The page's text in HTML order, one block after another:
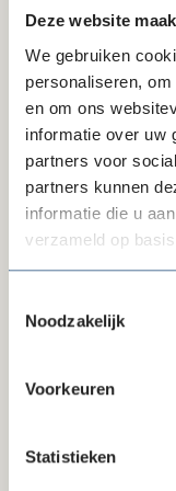
Deze website
We gebruiken
personaliseren,
en om ons
informatie over uw
partners voor
partners kunnen
informatie die u
verzameld op
Noodzakelijk
Voorkeuren
Statistieken
de vraag of de
verhouding
de rol van de
lijkt te houden
en de
het gebrek aan
begrip
Vervolg:
Goede Doelen
een veilige
onze
Security
European Center
onvoldoende